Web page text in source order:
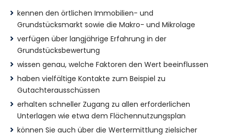
kennen den örtlichen Immobilien- und
Grundstücksmarkt sowie die Makro- und Mikrolage
verfügen über langjährige Erfahrung in der
Grundstücksbewertung
wissen genau, welche Faktoren den Wert beeinflussen
haben vielfältige Kontakte zum Beispiel zu
Gutachterausschüssen
erhalten schneller Zugang zu allen erforderlichen
Unterlagen wie etwa dem Flächennutzungsplan
können Sie auch über die Wertermittlung zielsicher